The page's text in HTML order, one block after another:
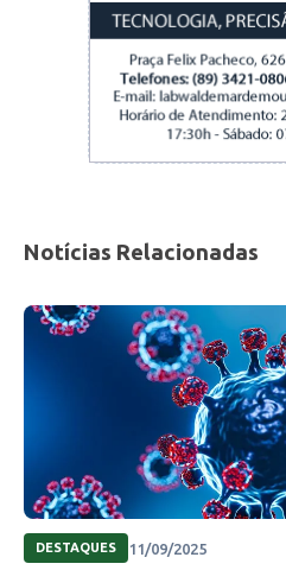
Notícias Relacionadas
DESTAQUES 11/09/2025